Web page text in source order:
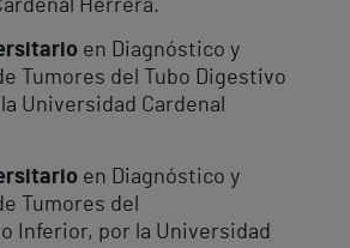
Herrera.
en Diagnóstico y
Tumores del Tubo Digestivo
Universidad Cardenal
en Diagnóstico y
Tumores del
Inferior, por la Universidad